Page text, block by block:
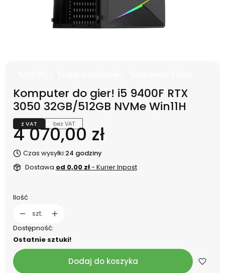
Komputer do gier! i5 9400F RTX
3050 32GB/512GB NVMe Win11H
z VAT bez VAT
Cena
4 070,00 zł
Czas wysyłki:24 godziny
Dostawa od 0,00 zł- Kurier Inpost
Ilość
szt.
Dostępność:
Ostatnie sztuki!
Dodaj do koszyka